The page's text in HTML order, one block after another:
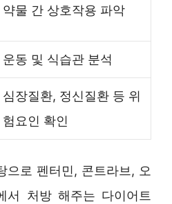
약물 간 상호작용 파악
운동 및 식습관 분석
심장질환, 정신질환 등 위
험요인 확인
으로 펜터민, 콘트라브, 오
서 처방 해주는 다이어트